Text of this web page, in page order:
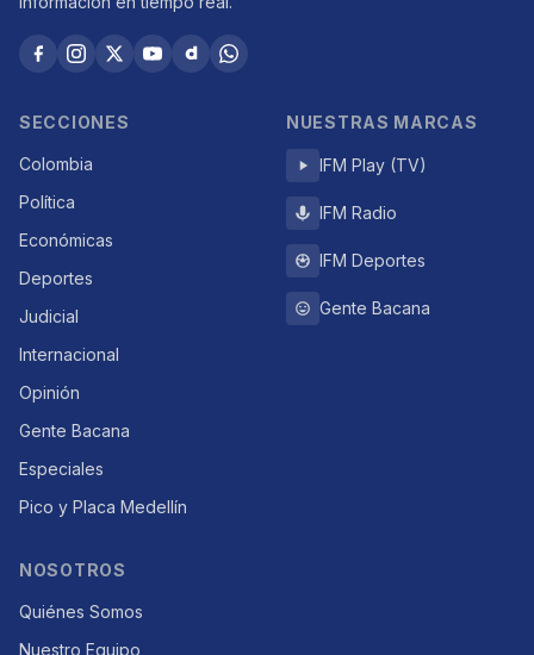
SECCIONES
Colombia
Política
Económicas
Deportes
Judicial
Internacional
Opinión
Gente Bacana
Especiales
Pico y Placa Medellín
NUESTRAS MARCAS
IFM Play (TV)
IFM Radio
IFM Deportes
Gente Bacana
NOSOTROS
Quiénes Somos
Nuestro Equipo